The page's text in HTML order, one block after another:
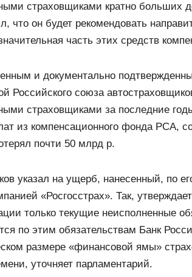
страховщиками кратно больших
что он будет рекомендовать
часть этих средств
и документально
Российского союза
страховщиками за последние
из компенсационного фонда РСА,
почти 50 млрд р.
указал на ущерб, нанесенный, по
«Росгосстрах». Так,
только текущие неисполненные
по этим обязательствам Банк
размере «финансовой ямы»
уточняет парламентарий.